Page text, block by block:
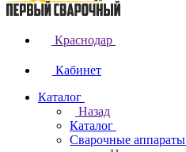
Краснодар
Кабинет
Каталог
Назад
Каталог
Сварочные аппараты